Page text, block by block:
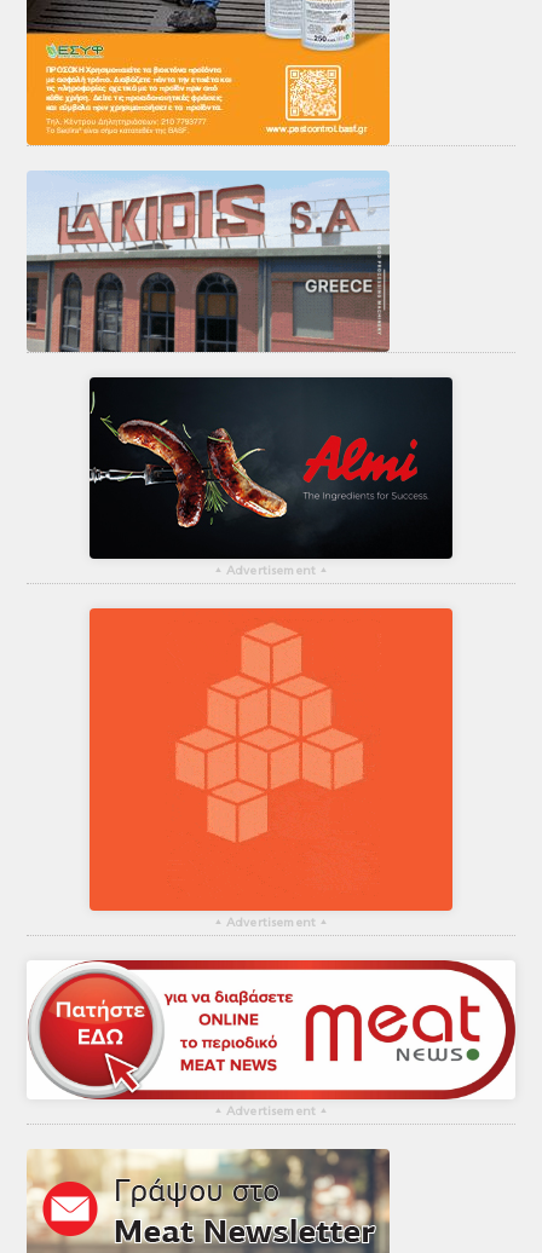
▴ Advertisement ▴
▴ Advertisement ▴
▴ Advertisement ▴